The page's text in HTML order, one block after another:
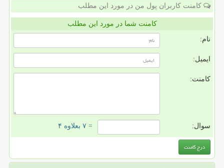
کامنت کاربران پول من در مورد این مطلب
کامنت شما در مورد این مطلب
نام:
ایمیل:
کامنت:
سوال: = ۷ بعلاوه ۴